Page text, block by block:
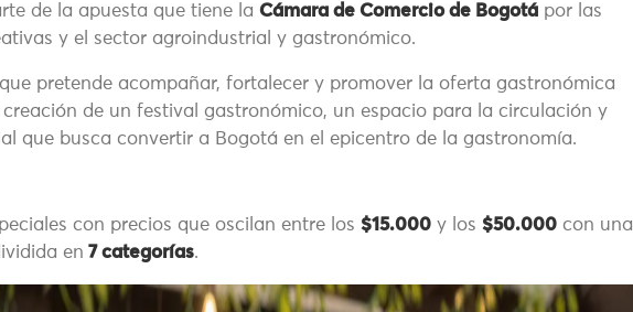
de la apuesta que tiene la Cámara de Comercio de Bogotá por las
y el sector agroindustrial y gastronómico.
pretende acompañar, fortalecer y promover la oferta gastronómica
de un festival gastronómico, un espacio para la circulación y
que busca convertir a Bogotá en el epicentro de la gastronomía.
con precios que oscilan entre los $15.000 y los $50.000 con una
en 7 categorías.